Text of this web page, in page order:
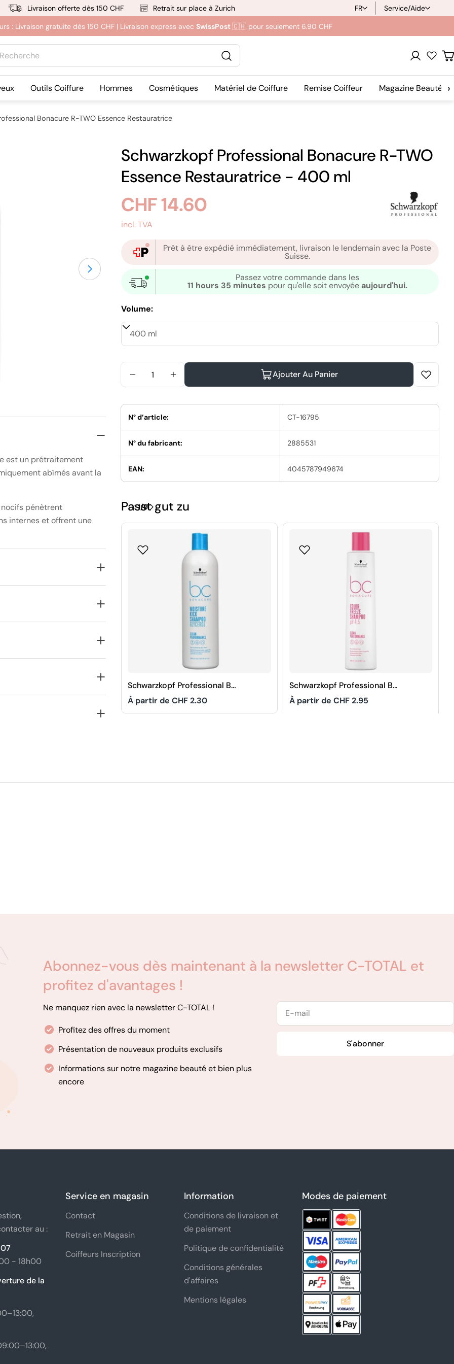
Livraison offerte dès 150 CHF Retrait sur place à Zurich
L
a
g
FR
Service/Aide
: Livraison gratuite dès 150 CHF | Livraison express avec SwissPost🇨🇭 pour seulement 6.90 CHF
Se
connecter
Outils Coiffure Hommes Cosmétiques Matériel de Coiffure Remise Coiffeur Magazine Beauté ›
Bonacure R-TWO Essence Restauratrice
Ouvrir le média 1 en mode modal
est un prétraitement
abîmés avant la
pénètrent
internes et offrent une
Schwarzkopf Professional Bonacure R-TWO
Essence Restauratrice - 400 ml
Prix
habituel
CHF 14.60
incl. TVA
Prêt à être expédié immédiatement, livraison le lendemain avec la Poste
Suisse.
Passez votre commande dans les
11 hours 35 minutes pour qu'elle soit envoyée aujourd'hui.
Volume:
Diminuer La Quantité Pour Schwarzkopf Professional Bonacure R-TWO
Augmenter La Quantité Pour Schwarzkopf Professional
Ajouter Au Panier
N° d’article: CT-16795
N° du fabricant: 2885531
EAN: 4045787949674
Passt gut zu
Schwarzkopf Professional BC
Bonacure Moisture Kick
Shampooing Glycerol
Prix
À partir de CHF 2.30
Schwarzkopf Professional BC
Bonacure Shampooing
Couleur Gelée
Prix
À partir de CHF 2.95
1/9
Abonnez-vous dès maintenant à la newsletter C-TOTAL et
profitez d'avantages !
Ne manquez rien avec la newsletter C-TOTAL !
Profitez des offres du moment
Présentation de nouveaux produits exclusifs
Informations sur notre magazine beauté et bien plus
encore
E-
S'abonner
au :
- 18h00
de la
Service en magasin
Contact
Retrait en Magasin
Coiffeurs Inscription
Information
Conditions de livraison et
de paiement
Politique de confidentialité
Conditions générales
d'affaires
Mentions légales
Modes de paiement